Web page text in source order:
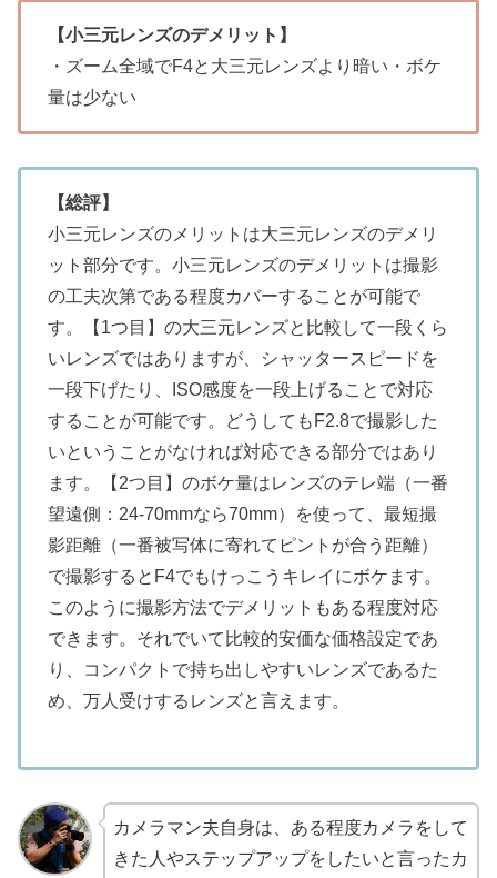
【小三元レンズのデメリット】
・ズーム全域でF4と大三元レンズより暗い・ボケ
量は少ない
【総評】
小三元レンズのメリットは大三元レンズのデメリ
ット部分です。小三元レンズのデメリットは撮影
の工夫次第である程度カバーすることが可能で
す。【1つ目】の大三元レンズと比較して一段くら
いレンズではありますが、シャッタースピードを
一段下げたり、ISO感度を一段上げることで対応
することが可能です。どうしてもF2.8で撮影した
いということがなければ対応できる部分ではあり
ます。【2つ目】のボケ量はレンズのテレ端（一番
望遠側：24-70mmなら70mm）を使って、最短撮
影距離（一番被写体に寄れてピントが合う距離）
で撮影するとF4でもけっこうキレイにボケます。
このように撮影方法でデメリットもある程度対応
できます。それでいて比較的安価な価格設定であ
り、コンパクトで持ち出しやすいレンズであるた
め、万人受けするレンズと言えます。
カメラマン夫自身は、ある程度カメラをして
きた人やステップアップをしたいと言ったカ